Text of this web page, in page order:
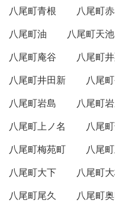
八尾町青根 八尾町
八尾町油
八尾町天池
八尾町庵谷
八尾町
八尾町井田新
八尾
八尾町岩島
八尾町
八尾町上ノ名
八尾
八尾町梅苑町
八尾
八尾町大下
八尾町
八尾町尾久
八尾町